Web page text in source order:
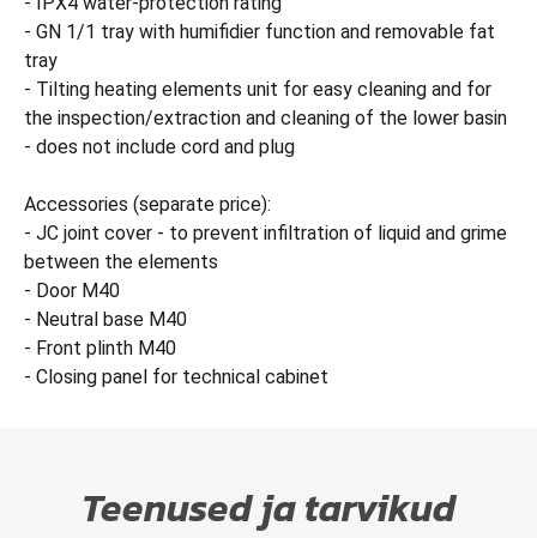
- GN 1/1 tray with humifidier function and removable fat
tray
- Tilting heating elements unit for easy cleaning and for
the inspection/extraction and cleaning of the lower basin
- does not include cord and plug
Accessories (separate price):
- JC joint cover - to prevent infiltration of liquid and grime
between the elements
- Door M40
- Neutral base M40
- Front plinth M40
- Closing panel for technical cabinet
Teenused ja tarvikud